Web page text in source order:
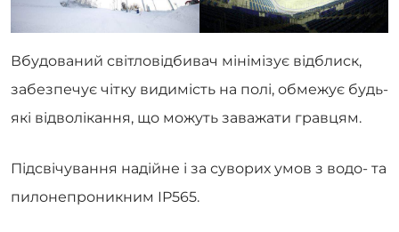
Вбудований світловідбивач мінімізує відблиск,
забезпечує чітку видимість на полі, обмежує будь-
які відволікання, що можуть заважати гравцям.
Підсвічування надійне і за суворих умов з водо- та
пилонепроникним IP565.